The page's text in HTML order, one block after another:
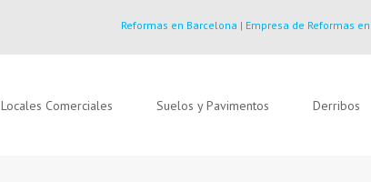
Reformas en Barcelona | Empresa de Reformas
Locales Comerciales Suelos y Pavimentos Derribos